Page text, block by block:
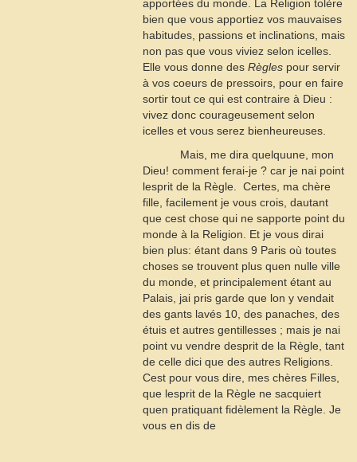
apportées du monde. La Religion tolère
bien que vous apportiez vos mauvaises
habitudes, passions et inclinations, mais
non pas que vous viviez selon icelles.
Elle vous donne des Règles pour servir
à vos coeurs de pressoirs, pour en faire
sortir tout ce qui est contraire à Dieu :
vivez donc courageusement selon
icelles et vous serez bienheureuses.
Mais, me dira quelquune, mon
Dieu! comment ferai-je ? car je nai point
lesprit de la Règle.  Certes, ma chère
fille, facilement je vous crois, dautant
que cest chose qui ne sapporte point du
monde à la Religion. Et je vous dirai
bien plus: étant dans 9 Paris où toutes
choses se trouvent plus quen nulle ville
du monde, et principalement étant au
Palais, jai pris garde que lon y vendait
des gants lavés 10 , des panaches, des
étuis et autres gentillesses ; mais je nai
point vu vendre desprit de la Règle, tant
de celle dici que des autres Religions.
Cest pour vous dire, mes chères Filles,
que lesprit de la Règle ne sacquiert
quen pratiquant fidèlement la Règle. Je
vous en dis de